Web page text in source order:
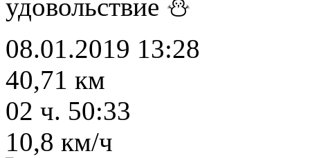
удовольствие ⛄
08.01.2019 13:28
40,71 км
02 ч. 50:33
10,8 км/ч